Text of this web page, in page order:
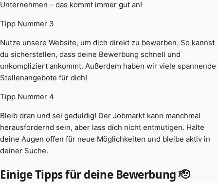
Unternehmen – das kommt immer gut an!
Tipp Nummer 3
Nutze unsere Website, um dich direkt zu bewerben. So kannst
du sicherstellen, dass deine Bewerbung schnell und
unkompliziert ankommt. Außerdem haben wir viele spannende
Stellenangebote für dich!
Tipp Nummer 4
Bleib dran und sei geduldig! Der Jobmarkt kann manchmal
herausfordernd sein, aber lass dich nicht entmutigen. Halte
deine Augen offen für neue Möglichkeiten und bleibe aktiv in
deiner Suche.
Einige Tipps für deine Bewerbung 🫡